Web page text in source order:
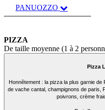
PANUOZZO
PIZZA
De taille moyenne (1 à 2
Pizza
Honnêtement : la pizza la plus garnie
de vache cantal, champignons de paris,
poivrons, crème